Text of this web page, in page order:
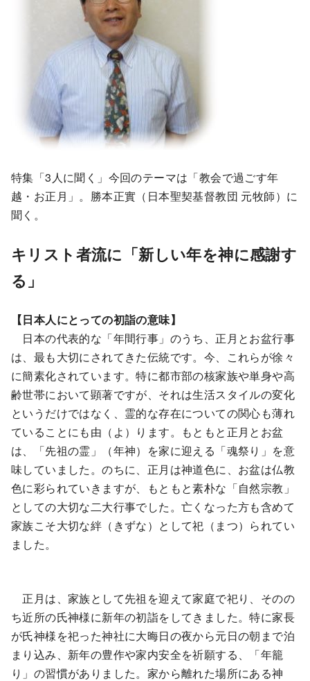
特集「3人に聞く」今回のテーマは「教会で過ごす年
越・お正月」。勝本正實（日本聖契基督教団 元牧師）に
聞く。
キリスト者流に「新しい年を神に感謝す
る」
【日本人にとっての初詣の意味】
日本の代表的な「年間行事」のうち、正月とお盆行事
は、最も大切にされてきた伝統です。今、これらが徐々
に簡素化されています。特に都市部の核家族や単身や高
齢世帯において顕著ですが、それは生活スタイルの変化
というだけではなく、霊的な存在についての関心も薄れ
ていることにも由（よ）ります。もともと正月とお盆
は、「先祖の霊」（年神）を家に迎える「魂祭り」を意
味していました。のちに、正月は神道色に、お盆は仏教
色に彩られていきますが、もともと素朴な「自然宗教」
としての大切な二大行事でした。亡くなった方も含めて
家族こそ大切な絆（きずな）として祀（まつ）られてい
ました。
正月は、家族として先祖を迎えて家庭で祀り、そのの
ち近所の氏神様に新年の初詣をしてきました。特に家長
が氏神様を祀った神社に大晦日の夜から元日の朝まで泊
まり込み、新年の豊作や家内安全を祈願する、「年籠
り」の習慣がありました。家から離れた場所にある神